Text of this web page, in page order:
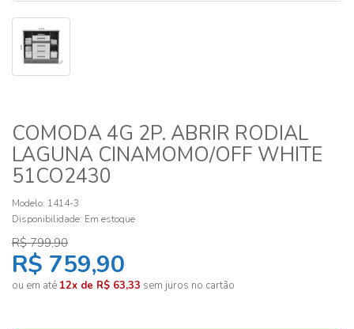
COMODA 4G 2P. ABRIR RODIAL
LAGUNA CINAMOMO/OFF WHITE
51CO2430
Modelo: 1414-3
Disponibilidade: Em estoque
R$ 799,90
R$ 759,90
ou em até 12x de R$ 63,33 sem juros no cartão